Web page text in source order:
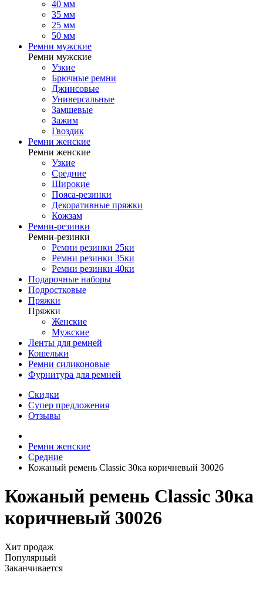
40 мм
35 мм
25 мм
50 мм
Ремни мужские
Ремни мужские
Узкие
Брючные ремни
Джинсовые
Универсальные
Замшевые
Зажим
Гвоздик
Ремни женские
Ремни женские
Узкие
Средние
Широкие
Пояса-резинки
Декоративные пряжки
Кожзам
Ремни-резинки
Ремни-резинки
Ремни резинки 25ки
Ремни резинки 35ки
Ремни резинки 40ки
Подарочные наборы
Подростковые
Пряжки
Пряжки
Женские
Мужские
Ленты для ремней
Кошельки
Ремни силиконовые
Фурнитура для ремней
Скидки
Супер предложения
Отзывы
Ремни женские
Средние
Кожаный ремень Classic 30ка коричневый 30026
Кожаный ремень Classic 30ка
коричневый 30026
Хит продаж
Популярный
Заканчивается